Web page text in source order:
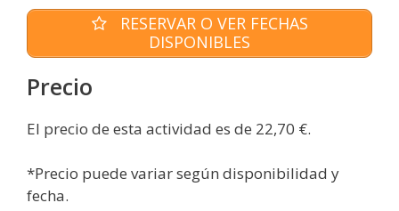
RESERVAR O VER FECHAS
DISPONIBLES
Precio
El precio de esta actividad es de 22,70 €.
*Precio puede variar según disponibilidad y
fecha.